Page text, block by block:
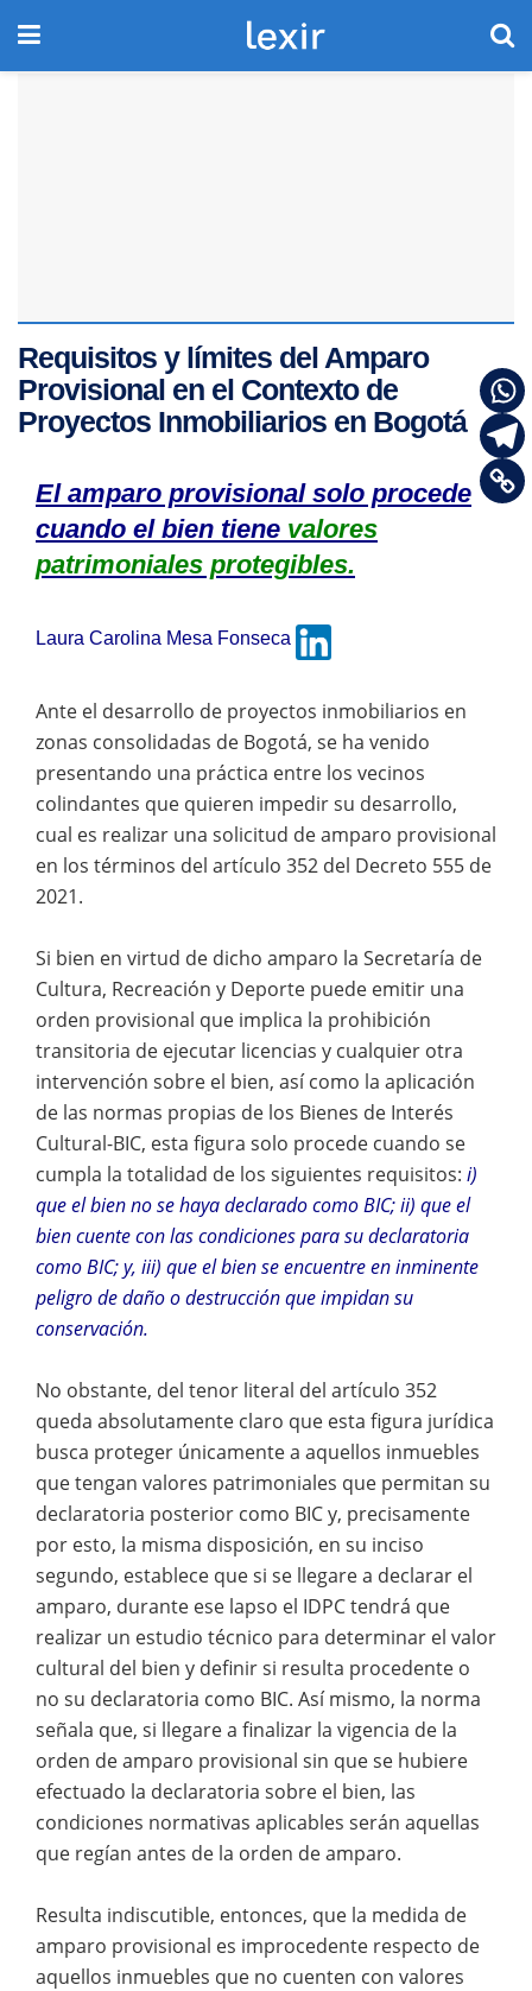
Requisitos y límites del Amparo
Provisional en el Contexto de
Proyectos Inmobiliarios en Bogotá
El amparo provisional solo procede
cuando el bien tiene valores
patrimoniales protegibles.
Laura Carolina Mesa Fonseca
Ante el desarrollo de proyectos inmobiliarios en
zonas consolidadas de Bogotá, se ha venido
presentando una práctica entre los vecinos
colindantes que quieren impedir su desarrollo,
cual es realizar una solicitud de amparo provisional
en los términos del artículo 352 del Decreto 555 de
2021.
Si bien en virtud de dicho amparo la Secretaría de
Cultura, Recreación y Deporte puede emitir una
orden provisional que implica la prohibición
transitoria de ejecutar licencias y cualquier otra
intervención sobre el bien, así como la aplicación
de las normas propias de los Bienes de Interés
Cultural-BIC, esta figura solo procede cuando se
cumpla la totalidad de los siguientes requisitos: i)
que el bien no se haya declarado como BIC; ii) que el
bien cuente con las condiciones para su declaratoria
como BIC; y, iii) que el bien se encuentre en inminente
peligro de daño o destrucción que impidan su
conservación.
No obstante, del tenor literal del artículo 352
queda absolutamente claro que esta figura jurídica
busca proteger únicamente a aquellos inmuebles
que tengan valores patrimoniales que permitan su
declaratoria posterior como BIC y, precisamente
por esto, la misma disposición, en su inciso
segundo, establece que si se llegare a declarar el
amparo, durante ese lapso el IDPC tendrá que
realizar un estudio técnico para determinar el valor
cultural del bien y definir si resulta procedente o
no su declaratoria como BIC. Así mismo, la norma
señala que, si llegare a finalizar la vigencia de la
orden de amparo provisional sin que se hubiere
efectuado la declaratoria sobre el bien, las
condiciones normativas aplicables serán aquellas
que regían antes de la orden de amparo.
Resulta indiscutible, entonces, que la medida de
amparo provisional es improcedente respecto de
aquellos inmuebles que no cuenten con valores